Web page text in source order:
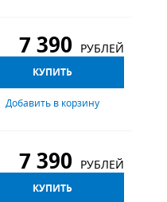
7 390 РУБЛЕЙ
КУПИТЬ
Добавить в корзину
7 390 РУБЛЕЙ
КУПИТЬ